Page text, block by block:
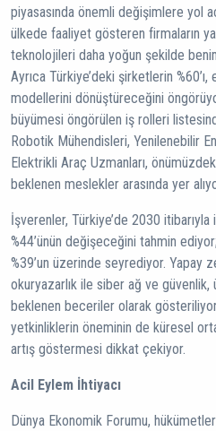
piyasasında önemli değişimlere yol
ülkede faaliyet gösteren firmaların
teknolojileri daha yoğun şekilde
Ayrıca Türkiye’deki şirketlerin
modellerini dönüştüreceğini
büyümesi öngörülen iş rolleri
Robotik Mühendisleri, Yenilenebilir
Elektrikli Araç Uzmanları,
beklenen meslekler arasında yer
İşverenler, Türkiye’de 2030
%44’ünün değişeceğini tahmin
%39’un üzerinde seyrediyor. Yapay
okuryazarlık ile siber ağ ve güvenlik,
beklenen beceriler olarak
yetkinliklerin öneminin de küresel
artış göstermesi dikkat çekiyor.
Acil Eylem İhtiyacı
Dünya Ekonomik Forumu,